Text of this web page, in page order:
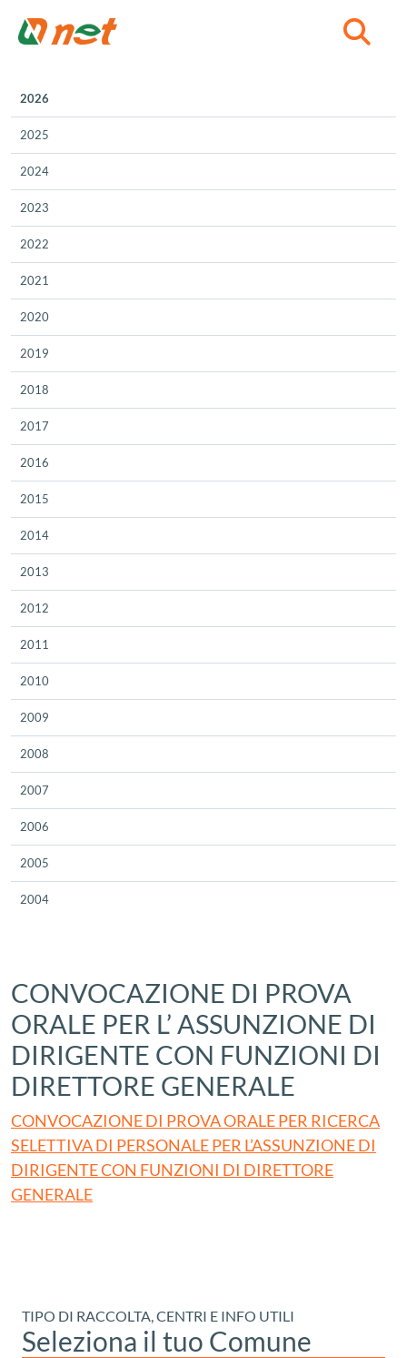
2026
2025
2024
2023
2022
2021
2020
2019
2018
2017
2016
2015
2014
2013
2012
2011
2010
2009
2008
2007
2006
2005
2004
CONVOCAZIONE DI PROVA
ORALE PER L’ ASSUNZIONE DI
DIRIGENTE CON FUNZIONI DI
DIRETTORE GENERALE
CONVOCAZIONE DI PROVA ORALE PER RICERCA
SELETTIVA DI PERSONALE PER L’ASSUNZIONE DI
DIRIGENTE CON FUNZIONI DI DIRETTORE
GENERALE
TIPO DI RACCOLTA, CENTRI E INFO UTILI
Seleziona il tuo Comune